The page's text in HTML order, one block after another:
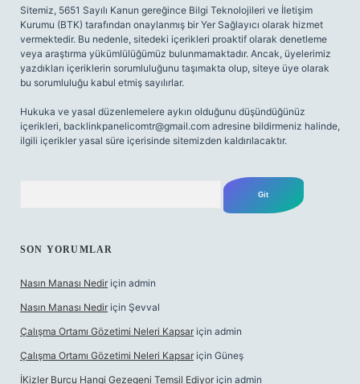
Sitemiz, 5651 Sayılı Kanun gereğince Bilgi Teknolojileri ve İletişim
Kurumu (BTK) tarafından onaylanmış bir Yer Sağlayıcı olarak hizmet
vermektedir. Bu nedenle, sitedeki içerikleri proaktif olarak denetleme
veya araştırma yükümlülüğümüz bulunmamaktadır. Ancak, üyelerimiz
yazdıkları içeriklerin sorumluluğunu taşımakta olup, siteye üye olarak
bu sorumluluğu kabul etmiş sayılırlar.
Hukuka ve yasal düzenlemelere aykırı olduğunu düşündüğünüz
içerikleri, backlinkpanelicomtr@gmail.com adresine bildirmeniz halinde,
ilgili içerikler yasal süre içerisinde sitemizden kaldırılacaktır.
SON YORUMLAR
Nasın Manası Nedir için admin
Nasın Manası Nedir için Şevval
Çalışma Ortamı Gözetimi Neleri Kapsar için admin
Çalışma Ortamı Gözetimi Neleri Kapsar için Güneş
İKizler Burcu Hangi Gezegeni Temsil Ediyor için admin